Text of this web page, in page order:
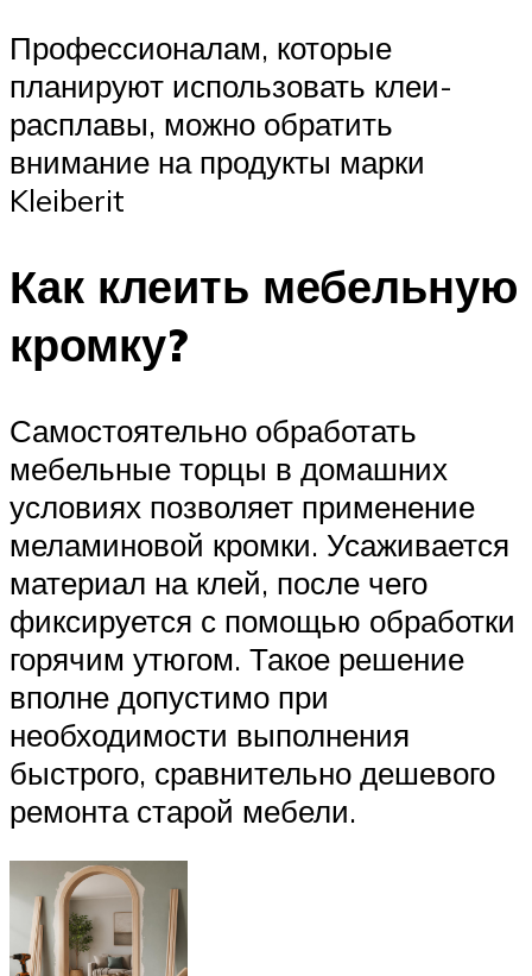
Профессионалам, которые
планируют использовать клеи-
расплавы, можно обратить
внимание на продукты марки
Kleiberit
Как клеить мебельную
кромку?
Самостоятельно обработать
мебельные торцы в домашних
условиях позволяет применение
меламиновой кромки. Усаживается
материал на клей, после чего
фиксируется с помощью обработки
горячим утюгом. Такое решение
вполне допустимо при
необходимости выполнения
быстрого, сравнительно дешевого
ремонта старой мебели.